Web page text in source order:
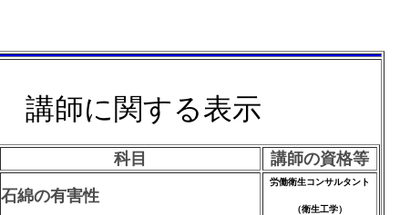
講師に関する表示
科目 講師の資格等
石綿の有害性
労働衛生コンサルタント
（衛生工学）